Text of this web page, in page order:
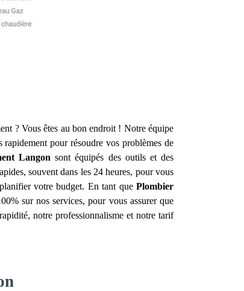
? Vous êtes au bon endroit ! Notre équipe
pour résoudre vos problèmes de
Langon sont équipés des outils et des
souvent dans les 24 heures, pour vous
votre budget. En tant que Plombier
sur nos services, pour vous assurer que
notre professionnalisme et notre tarif